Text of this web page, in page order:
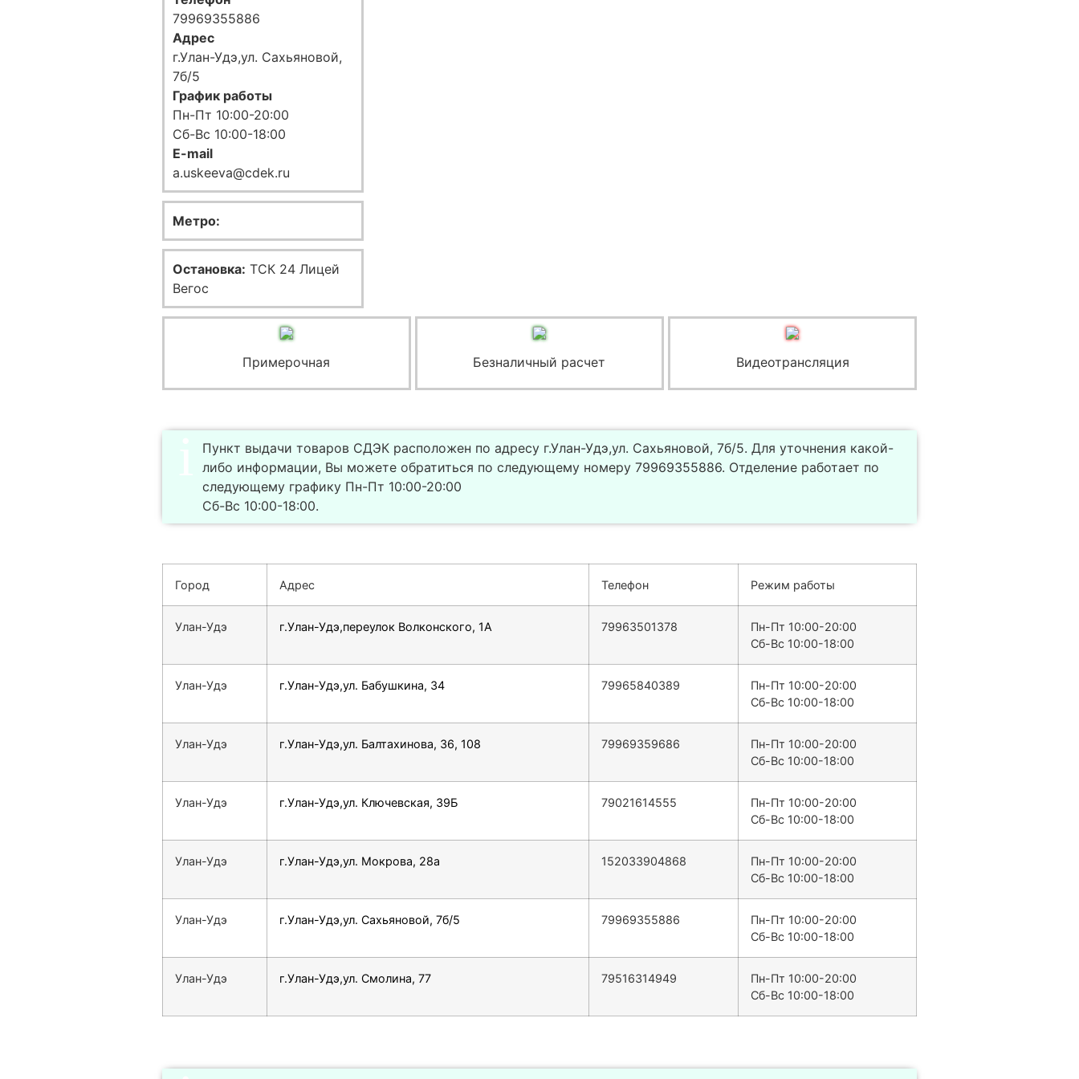
79969355886
Адрес
г.Улан-Удэ,ул. Сахьяновой,
7б/5
График работы
Пн-Пт 10:00-20:00
Сб-Вс 10:00-18:00
E-mail
a.uskeeva@cdek.ru
Метро:
Остановка: ТСК 24 Лицей
Вегос
Примерочная Безналичный расчет Видеотрансляция
Пункт выдачи товаров СДЭК расположен по адресу г.Улан-Удэ,ул. Сахьяновой, 7б/5. Для уточнения какой-
либо информации, Вы можете обратиться по следующему номеру 79969355886. Отделение работает по
следующему графику Пн-Пт 10:00-20:00
Сб-Вс 10:00-18:00.
Город Адрес Телефон Режим работы
Улан-Удэ г.Улан-Удэ,переулок Волконского, 1А 79963501378
Пн-Пт 10:00-20:00
Сб-Вс 10:00-18:00
Улан-Удэ г.Улан-Удэ,ул. Бабушкина, 34 79965840389
Пн-Пт 10:00-20:00
Сб-Вс 10:00-18:00
Улан-Удэ г.Улан-Удэ,ул. Балтахинова, 36, 108 79969359686
Пн-Пт 10:00-20:00
Сб-Вс 10:00-18:00
Улан-Удэ г.Улан-Удэ,ул. Ключевская, 39Б 79021614555
Пн-Пт 10:00-20:00
Сб-Вс 10:00-18:00
Улан-Удэ г.Улан-Удэ,ул. Мокрова, 28а 152033904868
Пн-Пт 10:00-20:00
Сб-Вс 10:00-18:00
Улан-Удэ г.Улан-Удэ,ул. Сахьяновой, 7б/5 79969355886
Пн-Пт 10:00-20:00
Сб-Вс 10:00-18:00
Улан-Удэ г.Улан-Удэ,ул. Смолина, 77 79516314949
Пн-Пт 10:00-20:00
Сб-Вс 10:00-18:00